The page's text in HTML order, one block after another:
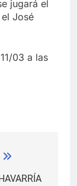
jugará el
José
03 a las